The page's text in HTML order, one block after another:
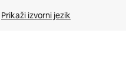
Prikaži izvorni jezik